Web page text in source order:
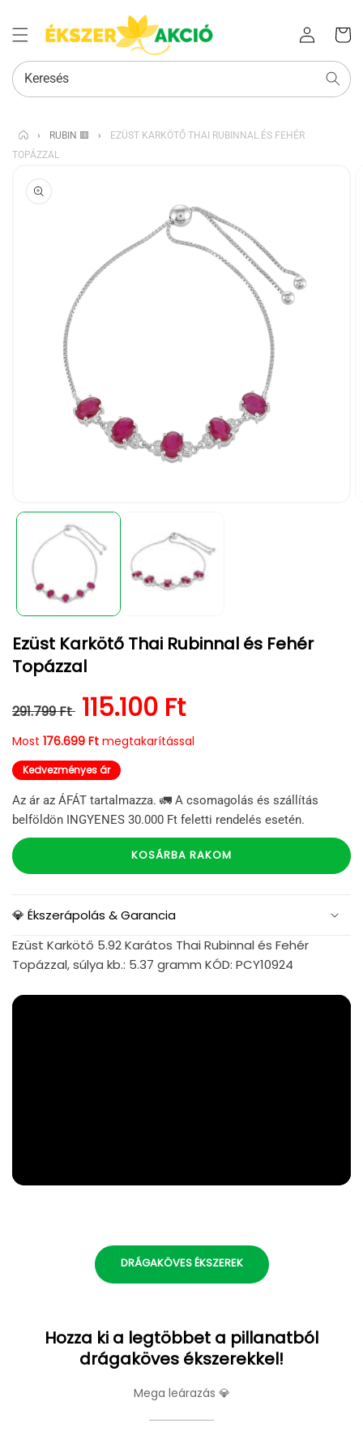
Bejelentkezés
kosara
Keresés
› RUBIN 🟥 ›
EZÜST KARKÖTŐ THAI RUBINNAL ÉS FEHÉR
TOPÁZZAL
UGRÁS A
TERMÉKADATOKRA
médiafájl
megnyitása
modális
Ezüst Karkötő Thai Rubinnal és Fehér
Topázzal
Normál ár
291.799 Ft Kedvezményes ár
115.100 Ft
Most 176.699 Ft megtakarítással
Kedvezményes ár
Az ár az ÁFÁT tartalmazza. 🚛 A csomagolás és szállítás
belföldön INGYENES 30.000 Ft feletti rendelés esetén.
KOSÁRBA RAKOM
💎 Ékszerápolás & Garancia
Ezüst Karkötő 5.92 Karátos Thai Rubinnal és Fehér
Topázzal, súlya kb.: 5.37 gramm KÓD: PCY10924
DRÁGAKÖVES ÉKSZEREK
Hozza ki a legtöbbet a pillanatból
drágaköves ékszerekkel!
Mega leárazás 💎